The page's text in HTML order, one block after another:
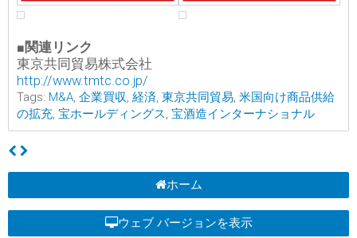
■関連リンク
東京共同貿易株式会社
http://www.tmtc.co.jp/
Tags: M&A, 企業買収, 経済, 東京共同貿易, 米国向け商品供給
の拡充, 宝ホールディングス, 宝酒造インターナショナル
ホーム
ウェブ バージョンを表示